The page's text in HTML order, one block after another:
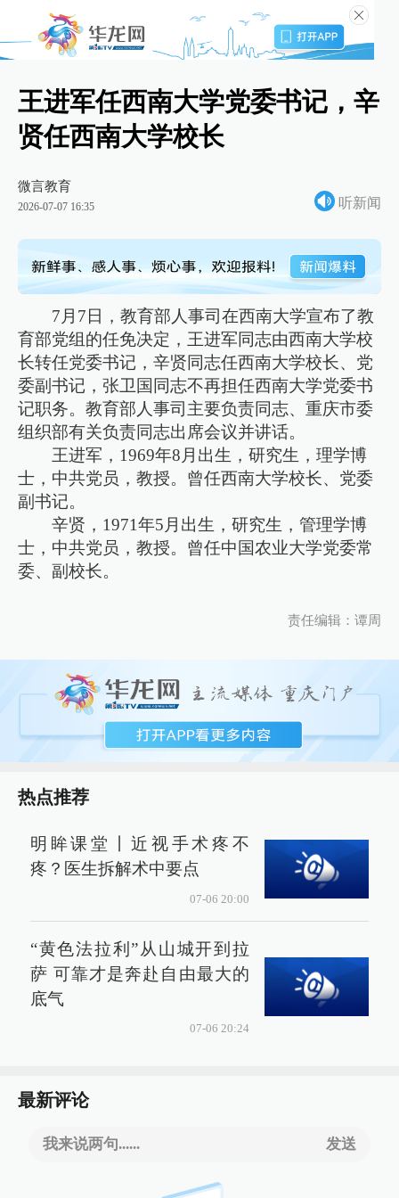
王进军任西南大学党委书记，辛
贤任西南大学校长
微言教育
2026-07-07 16:35 听新闻
7月7日，教育部人事司在西南大学宣布了教
育部党组的任免决定，王进军同志由西南大学校
长转任党委书记，辛贤同志任西南大学校长、党
委副书记，张卫国同志不再担任西南大学党委书
记职务。教育部人事司主要负责同志、重庆市委
组织部有关负责同志出席会议并讲话。
王进军，1969年8月出生，研究生，理学博
士，中共党员，教授。曾任西南大学校长、党委
副书记。
辛贤，1971年5月出生，研究生，管理学博
士，中共党员，教授。曾任中国农业大学党委常
委、副校长。
责任编辑：谭周
热点推荐
明眸课堂丨近视手术疼不
疼？医生拆解术中要点
07-06 20:00
“黄色法拉利”从山城开到拉
萨 可靠才是奔赴自由最大的
底气
07-06 20:24
最新评论
我来说两句...... 发送